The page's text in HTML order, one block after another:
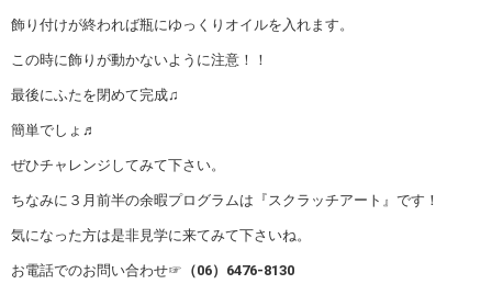
飾り付けが終われば瓶にゆっくりオイルを入れます。
この時に飾りが動かないように注意！！
最後にふたを閉めて完成♫
簡単でしょ♬
ぜひチャレンジしてみて下さい。
ちなみに３月前半の余暇プログラムは『スクラッチアート』です！
気になった方は是非見学に来てみて下さいね。
お電話でのお問い合わせ☞ （06） 6476-8130